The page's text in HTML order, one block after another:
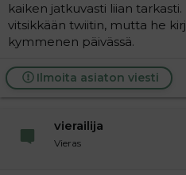
kaiken jatkuvasti liian
vitsikkään twiitin, mutta he
kymmenen päivässä.
Ilmoita asiaton viesti
vierailija
Vieras